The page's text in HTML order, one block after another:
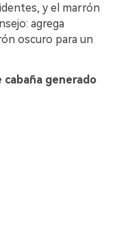
y el marrón
agrega
oscuro para un
cabaña generado